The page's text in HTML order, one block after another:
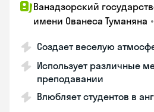
Ванадзорский
имени Ованеса Туманяна •
Создает веселую
Использует различные
преподавании
Влюбляет студентов в